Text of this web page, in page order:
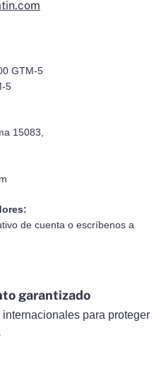
GTM-5
5
15083,
de cuenta o escríbenos a
garantizado
para proteger